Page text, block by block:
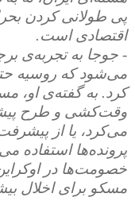
پی طولانی کردن
اقتصادی است.
- جوجا به تجربه‌ی
می‌شود که روسیه
کرد. به گفته‌ی او،
وقت‌کشی و طرح
می‌کرد، یا از
پرونده‌ها استفاده
خصومت‌ها در
مسکو برای اخلال